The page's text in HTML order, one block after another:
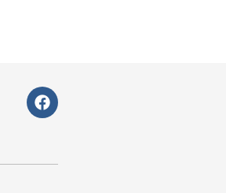
a
c
e
o